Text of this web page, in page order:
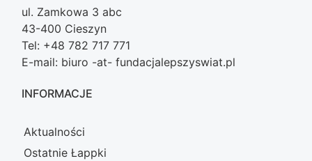
ul. Zamkowa 3 abc
43-400 Cieszyn
Tel: +48 782 717 771
E-mail: biuro -at- fundacjalepszyswiat.pl
INFORMACJE
Aktualności
Ostatnie Łappki